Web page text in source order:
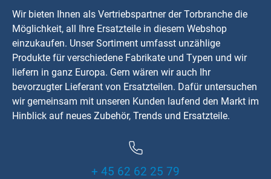
Wir bieten Ihnen als Vertriebspartner der Torbranche die
Möglichkeit, all Ihre Ersatzteile in diesem Webshop
einzukaufen. Unser Sortiment umfasst unzählige
Produkte für verschiedene Fabrikate und Typen und wir
liefern in ganz Europa. Gern wären wir auch Ihr
bevorzugter Lieferant von Ersatzteilen. Dafür untersuchen
wir gemeinsam mit unseren Kunden laufend den Markt im
Hinblick auf neues Zubehör, Trends und Ersatzteile.
+ 45 62 62 25 79